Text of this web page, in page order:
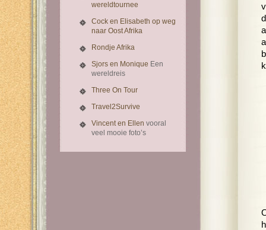
wereldtournee
Cock en Elisabeth op weg
naar Oost Afrika
Rondje Afrika
Sjors en Monique Een
wereldreis
Three On Tour
Travel2Survive
Vincent en Ellen vooral
veel mooie foto’s